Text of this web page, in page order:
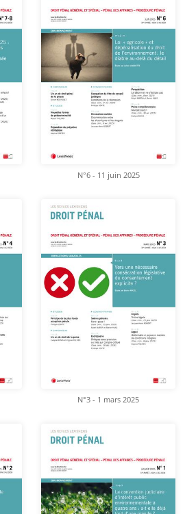
N°6 - 11 juin 2025
N°3 - 1 mars 2025